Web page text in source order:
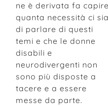
ne è derivata fa capire
quanta necessità ci sia
di parlare di questi
temi e che le donne
disabili e
neurodivergenti non
sono più disposte a
tacere e a essere
messe da parte.